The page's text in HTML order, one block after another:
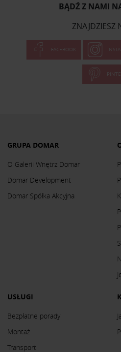
BĄDŹ Z NAMI
ZNAJDZIESZ
FACEBOOK
GRUPA DOMAR
O Galerii Wnętrz Domar
Domar Development
Domar Spółka Akcyjna
USŁUGI
Bezpłatne porady
Montaż
Transport